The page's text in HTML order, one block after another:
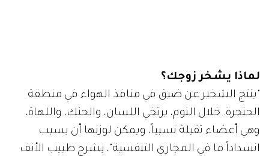
لماذا يشخر زوجك؟
"ينتج الشخير عن ضيق في منافذ الهواء في منطقة
الحنجرة. خلال النوم، يرتخي اللسان، والحنك، واللهاة،
وهي أعضاء ثقيلة نسبياً، ويمكن لوزنها أن يسبب
انسداداً ما في المجاري التنفسية"، يشرح طبيب الأنف